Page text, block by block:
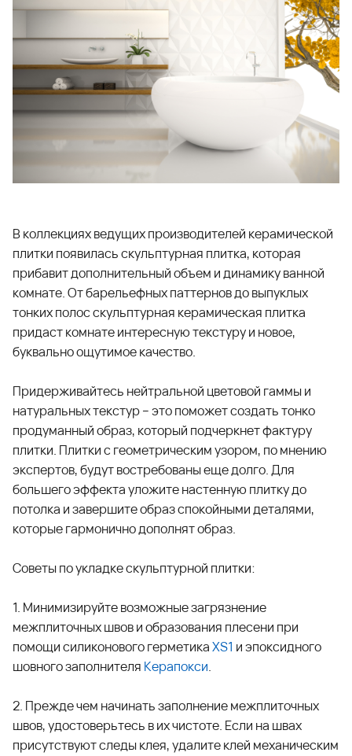
В коллекциях ведущих производителей керамической
плитки появилась скульптурная плитка, которая
прибавит дополнительный объем и динамику ванной
комнате. От барельефных паттернов до выпуклых
тонких полос скульптурная керамическая плитка
придаст комнате интересную текстуру и новое,
буквально ощутимое качество.
Придерживайтесь нейтральной цветовой гаммы и
натуральных текстур – это поможет создать тонко
продуманный образ, который подчеркнет фактуру
плитки. Плитки с геометрическим узором, по мнению
экспертов, будут востребованы еще долго. Для
большего эффекта уложите настенную плитку до
потолка и завершите образ спокойными деталями,
которые гармонично дополнят образ.
Советы по укладке скульптурной плитки:
1. Минимизируйте возможные загрязнение
межплиточных швов и образования плесени при
помощи силиконового герметикаXS1 и эпоксидного
шовного заполнителя Керапокси.
2. Прежде чем начинать заполнение межплиточных
швов, удостоверьтесь в их чистоте. Если на швах
присутствуют следы клея, удалите клей механическим